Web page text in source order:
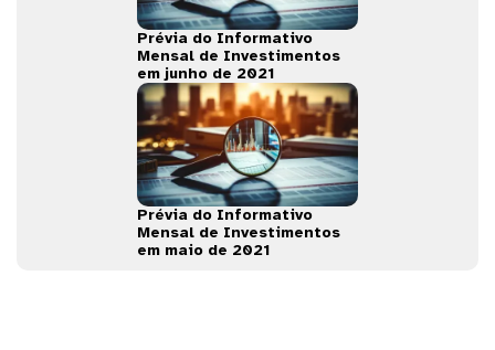
Prévia do Informativo
Mensal de Investimentos
em junho de 2021
Prévia do Informativo
Mensal de Investimentos
em maio de 2021